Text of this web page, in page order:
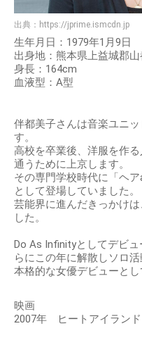
出典： https://jprime.ismcdn.jp
生年月日：1979年1月9日
出身地：熊本県上益城郡
身長：164cm
血液型：A型
伴都美子さんは音楽ユニ
す。
高校を卒業後、洋服を作
通うために上京します。
その専門学校時代に「ヘ
として登場していました。
芸能界に進んだきっかけ
した。
Do As Infinityとしてデビ
らにこの年に解散しソロ活
本格的な女優デビューとし
映画
2007年 ヒートアイランド